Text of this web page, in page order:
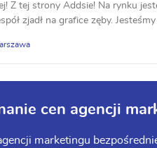
Z tej strony Addsie! Na rynku
zjadł na grafice zęby.
cen agencji
marketingu